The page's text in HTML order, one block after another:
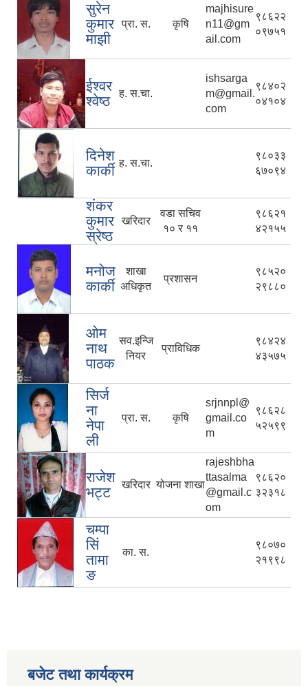
सुरेन
कुमार
माझी
प्रा. स. कृषि
majhisure
n11@gm
ail.com
९८६२२
०९७५१
ईश्वर
श्वेष्ठ
ह. स.चा.
ishsarga
m@gmail.
com
९८४०२
०४१०४
दिनेश
कार्की ह. स.चा.
९८०३३
६७०९४
शंकर
कुमार
स्रेष्ठ
खरिदार
वडा सचिव
१० र ११
९८६२१
४२१५५
मनोज
कार्की
शाखा
अधिकृत
प्रशासन
९८५२०
२९८८०
ओम
नाथ
पाठक
सव.इन्जि
नियर
प्राविधिक
९८४२४
४३५७५
सिर्ज
ना
नेपा
ली
प्रा. स. कृषि
srjnnpl@
gmail.co
m
९८६२८
५२५९९
राजेश
भट्ट
खरिदार योजना शाखा
rajeshbha
ttasalma
@gmail.c
om
९८६२०
३२३१८
चम्पा
सिं
तामा
ङ
का. स.
९८०७०
२१९९८
बजेट तथा कार्यक्रम